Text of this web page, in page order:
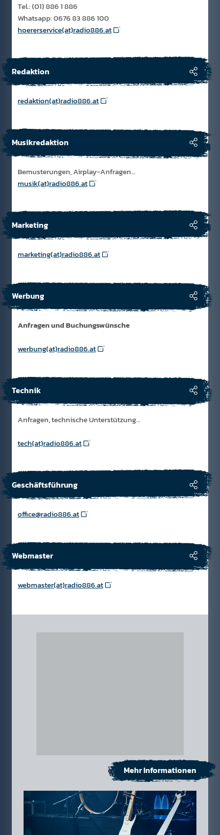
Tel.: (01) 886 1 886
Whatsapp: 0676 83 886 100
hoererservice(at)radio886.at
Redaktion
redaktion(at)radio886.at
Musikredaktion
Bemusterungen, Airplay-Anfragen…
musik(at)radio886.at
Marketing
marketing(at)radio886.at
Werbung
Anfragen und Buchungswünsche
werbung(at)radio886.at
Technik
Anfragen, technische Unterstützung...
tech(at)radio886.at
Geschäftsführung
office@radio886.at
Webmaster
webmaster(at)radio886.at
Mehr Informationen